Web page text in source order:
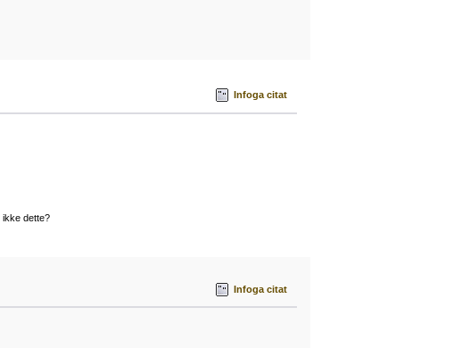
Infoga citat
ikke dette?
Infoga citat